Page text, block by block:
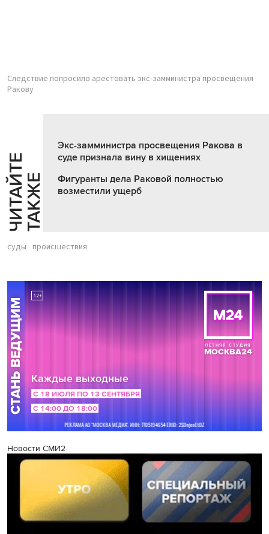
Следствие попросило арестовать экс-замминистра просвещения
Ракову
Ч
И
Т
АЙ
Т
Е
Т
А
К
ЖЕ
Экс-замминистра просвещения Ракова в
суде признала вину в хищениях
Фигуранты дела Раковой полностью
возместили ущерб
суды происшествия
Новости СМИ2